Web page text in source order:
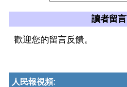
讀者留言
歡迎您的留言反饋。
人民報視頻: